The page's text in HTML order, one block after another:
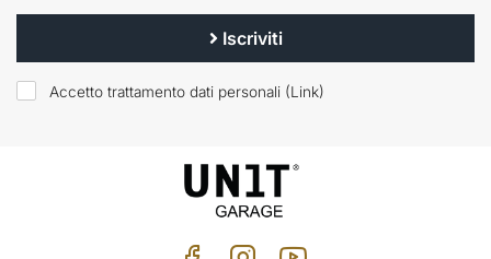
Iscriviti
Accetto trattamento dati personali (Link)